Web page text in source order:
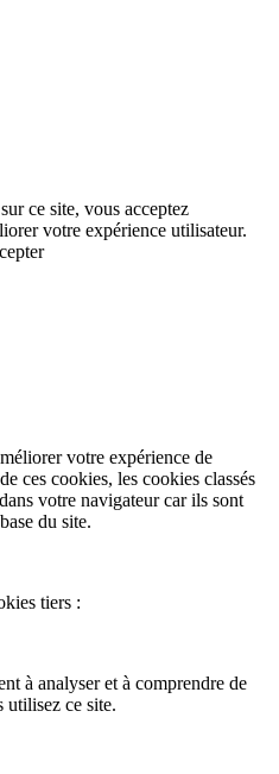
ce site, vous acceptez
votre expérience utilisateur.
votre expérience de
ces cookies, les cookies classés
votre navigateur car ils sont
du site.
tiers :
à analyser et à comprendre de
utilisez ce site.